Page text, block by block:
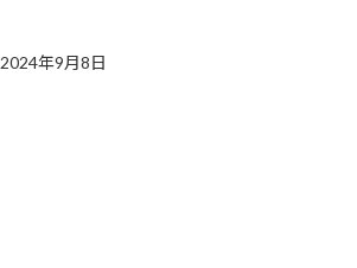
最
2024年9月8日